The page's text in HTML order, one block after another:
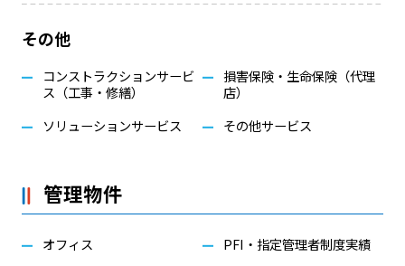
その他
コンストラクションサービ
ス（工事・修繕）
ソリューションサービス
損害保険・生命保険（代理
店）
その他サービス
管理物件
オフィス
PFI・指定管理者制度実績